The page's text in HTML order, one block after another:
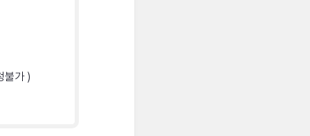
불가 )